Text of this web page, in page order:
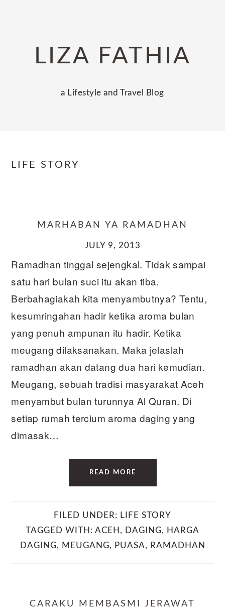
navigationLIZA FATHIA
a Lifestyle and Travel Blog
LIFE STORY
MARHABAN YA RAMADHAN
JULY 9, 2013
Ramadhan tinggal sejengkal. Tidak sampai
satu hari bulan suci itu akan tiba.
Berbahagiakah kita menyambutnya? Tentu,
kesumringahan hadir ketika aroma bulan
yang penuh ampunan itu hadir. Ketika
meugang dilaksanakan. Maka jelaslah
ramadhan akan datang dua hari kemudian.
Meugang, sebuah tradisi masyarakat Aceh
menyambut bulan turunnya Al Quran. Di
setiap rumah tercium aroma daging yang
dimasak…
READ MORE
FILED UNDER: LIFE STORY
TAGGED WITH: ACEH , DAGING, HARGA
DAGING, MEUGANG, PUASA, RAMADHAN
CARAKU MEMBASMI JERAWAT